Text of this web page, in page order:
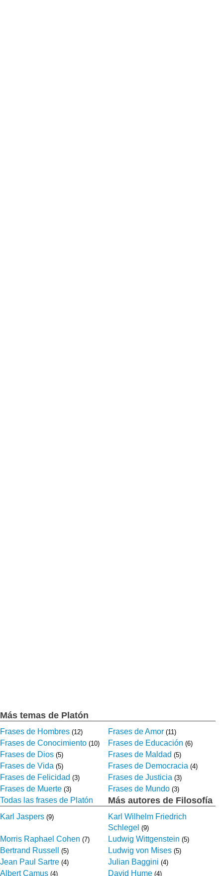
Más temas de Platón
Frases de Hombres (12) Frases de Amor (11)
Frases de Conocimiento (10) Frases de Educación (6)
Frases de Dios (5) Frases de Maldad (5)
Frases de Vida (5) Frases de Democracia (4)
Frases de Felicidad (3) Frases de Justicia (3)
Frases de Muerte (3) Frases de Mundo (3)
Todas las frases de Platón Más autores de Filosofía
Karl Jaspers (9)
Karl Wilhelm Friedrich
Schlegel (9)
Morris Raphael Cohen (7) Ludwig Wittgenstein (5)
Bertrand Russell (5) Ludwig von Mises (5)
Jean Paul Sartre (4) Julian Baggini (4)
Albert Camus (4) David Hume (4)